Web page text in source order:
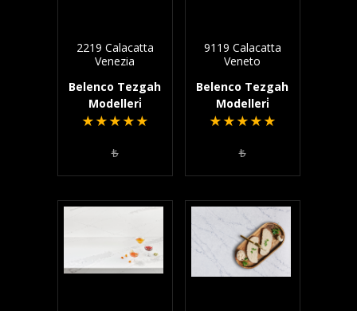
2219 Calacatta
Venezia
Belenco Tezgah
Modelleri̇
★ ★ ★ ★ ★
₺
9119 Calacatta
Veneto
Belenco Tezgah
Modelleri̇
★ ★ ★ ★ ★
₺